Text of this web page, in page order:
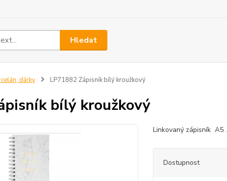
Hledat
dárky LP71882 Zápisník bílý kroužkový
bílý kroužkový
Linkovaný zápisník A5 .
Dostupnost